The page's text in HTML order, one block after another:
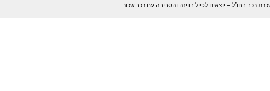
רכב בחו"ל – יוצאים לטייל בווינה והסביבה עם רכב שכור
שכולם יזכרו
ונדפיס ?
פעולה